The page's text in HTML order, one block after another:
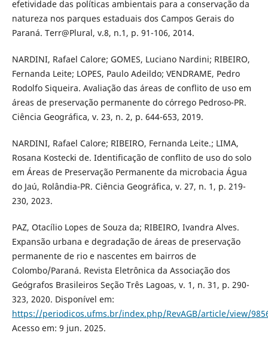
efetividade das políticas ambientais para a conservação da
natureza nos parques estaduais dos Campos Gerais do
Paraná. Terr@Plural, v.8, n.1, p. 91-106, 2014.
NARDINI, Rafael Calore; GOMES, Luciano Nardini; RIBEIRO,
Fernanda Leite; LOPES, Paulo Adeildo; VENDRAME, Pedro
Rodolfo Siqueira. Avaliação das áreas de conflito de uso em
áreas de preservação permanente do córrego Pedroso-PR.
Ciência Geográfica, v. 23, n. 2, p. 644-653, 2019.
NARDINI, Rafael Calore; RIBEIRO, Fernanda Leite.; LIMA,
Rosana Kostecki de. Identificação de conflito de uso do solo
em Áreas de Preservação Permanente da microbacia Água
do Jaú, Rolândia-PR. Ciência Geográfica, v. 27, n. 1, p. 219-
230, 2023.
PAZ, Otacílio Lopes de Souza da; RIBEIRO, Ivandra Alves.
Expansão urbana e degradação de áreas de preservação
permanente de rio e nascentes em bairros de
Colombo/Paraná. Revista Eletrônica da Associação dos
Geógrafos Brasileiros Seção Três Lagoas, v. 1, n. 31, p. 290-
323, 2020. Disponível em:
https://periodicos.ufms.br/index.php/RevAGB/article/view/
Acesso em: 9 jun. 2025.